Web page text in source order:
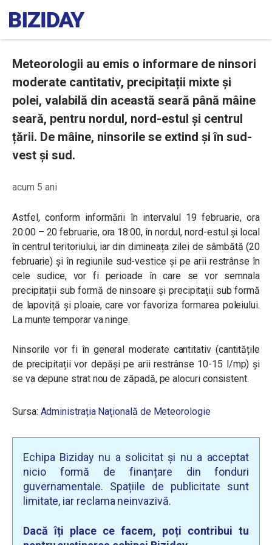
Meteorologii au emis o informare de ninsori
moderate cantitativ, precipitații mixte și
polei, valabilă din această seară până mâine
seară, pentru nordul, nord-estul și centrul
țării. De mâine, ninsorile se extind și în sud-
vest și sud.
acum 5 ani
Astfel, conform informării în intervalul 19 februarie, ora
20:00 – 20 februarie, ora 18:00,în nordul, nord-estul și local
în centrul teritoriului, iar din dimineața zilei de sâmbătă (20
februarie) și în regiunile sud-vestice și pe arii restrânse în
cele sudice, vor fi perioade în care sevor semnala
precipitații sub formă de ninsoare și precipitații sub formă
de lapoviță și ploaie, care vor favoriza formarea poleiului.
La munte temporar va ninge.
Ninsorile vor fi în general moderate cantitativ (cantitățile
de precipitații vor depăși pe arii restrânse 10-15 l/mp) și
se va depune strat nou de zăpadă, pe alocuri consistent.
Sursa: Administrația Națională de Meteorologie
Echipa Biziday nu a solicitat și nu a acceptat
nicio formă de finanțare din fonduri
guvernamentale. Spațiile de publicitate sunt
limitate, iar reclama neinvazivă.
Dacă îți place ce facem, poți contribui tu